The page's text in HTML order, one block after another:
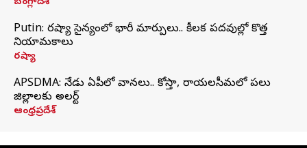
Putin: రష్యా సైన్యంలో భారీ మార్పులు.. కీలక పదవుల్లో కొత్త
నియామకాలు
రష్యా
APSDMA: నేడు ఏపీలో వానలు.. కోస్తా, రాయలసీమలో పలు
జిల్లాలకు అలర్ట్
ఆంధ్రప్రదేశ్